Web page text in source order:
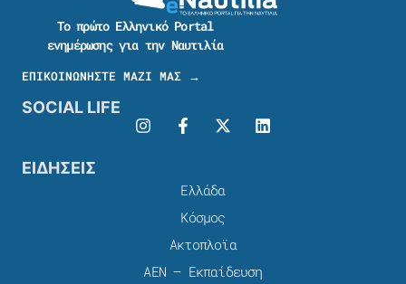
Το πρώτο Ελληνικό Portal
ενημέρωσης για την Ναυτιλία
ΕΠΙΚΟΙΝΩΝΗΣΤΕ ΜΑΖΙ ΜΑΣ →
SOCIAL LIFE
ΕΙΔΗΣΕΙΣ
Ελλάδα
Κόσμος
Ακτοπλοϊα
ΑΕΝ – Εκπαίδευση